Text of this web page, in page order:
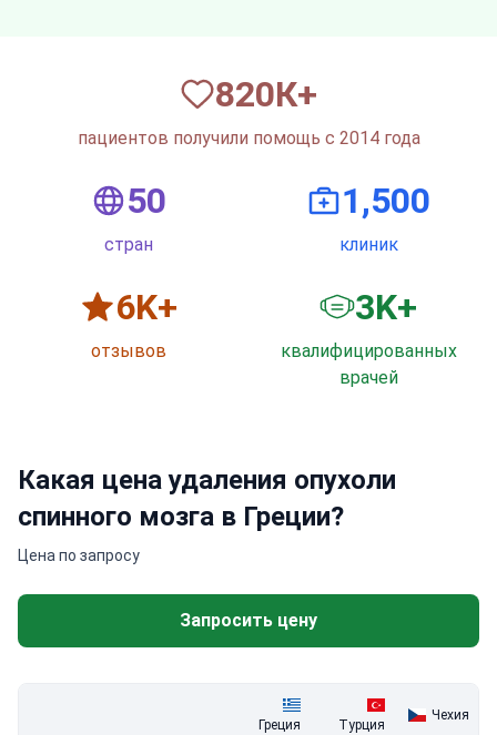
820К+
пациентов получили помощь с 2014 года
50
стран
1,500
клиник
6K+
отзывов
3K+
квалифицированных
врачей
Какая цена удаления опухоли
спинного мозга в Греции?
Цена по запросу
Запросить цену
Греция Турция
Чехия